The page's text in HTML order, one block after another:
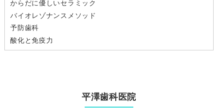
からだに優しいセラミック
バイオレゾナンスメソッド
予防歯科
酸化と免疫力
平澤歯科医院